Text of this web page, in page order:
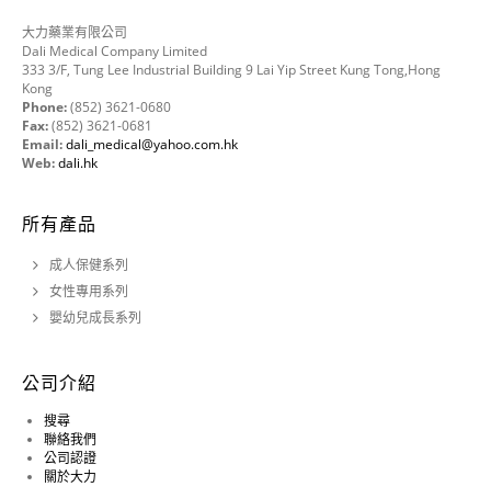
大力藥業有限公司
Dali Medical Company Limited
333 3/F, Tung Lee Industrial Building 9 Lai Yip Street Kung Tong,Hong
Kong
Phone:(852) 3621-0680
Fax:(852) 3621-0681
Email:dali_medical@yahoo.com.hk
Web:dali.hk
所有產品
成人保健系列
女性專用系列
嬰幼兒成長系列
公司介紹
搜尋
聯絡我們
公司認證
關於大力